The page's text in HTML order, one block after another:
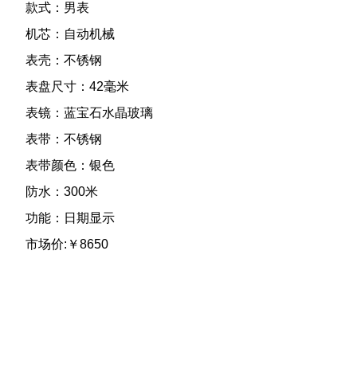
款式：男表
机芯：自动机械
表壳：不锈钢
表盘尺寸：42毫米
表镜：蓝宝石水晶玻璃
表带：不锈钢
表带颜色：银色
防水：300米
功能：日期显示
市场价:￥8650